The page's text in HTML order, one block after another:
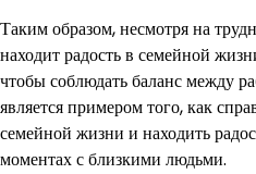
Таким образом, несмотря на
находит радость в семейной
чтобы соблюдать баланс между
является примером того, как
семейной жизни и находить
моментах с близкими людьми.